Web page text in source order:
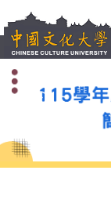
到
主
要
內